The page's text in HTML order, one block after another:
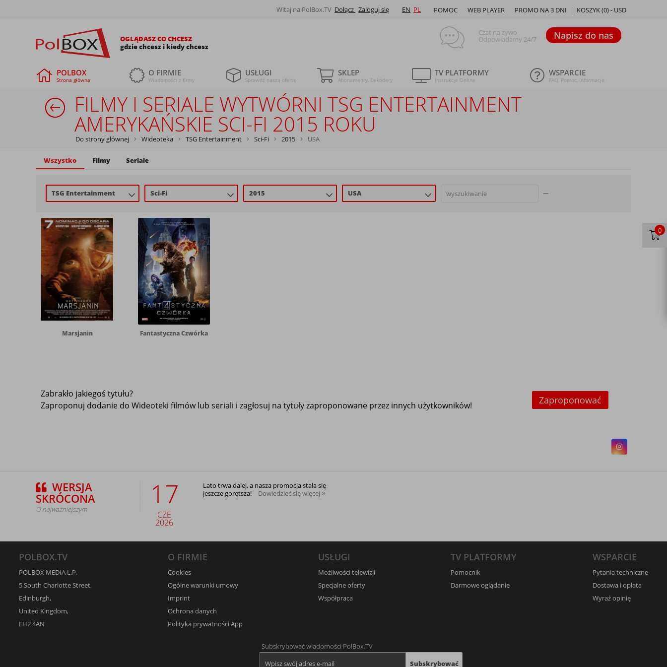
Witaj na PolBox.TV Dołącz Zaloguj się EN PL KOSZYK (0) - USD
PROMO NA 3 DNI
WEB PLAYER
POMOC
OGLĄDASZ CO CHCESZ
gdzie chcesz i kiedy chcesz
Czat na żywo
Odpowiadamy 24/7 Napisz do nas
POLBOX
Strona główna
O FIRMIE
Wiadomości z firmy
USŁUGI
Sprawdź naszą ofertę
SKLEP
Abonamenty, Dekodery
TV PLATFORMY
Instrukcje Online
WSPARCIE
FAQ, Pomoc, Informacje
FILMY I SERIALE WYTWÓRNI TSG ENTERTAINMENT
AMERYKAŃSKIE SCI-FI 2015 ROKU
Do strony głównej Wideoteka TSG Entertainment Sci-Fi 2015 USA
Wszystko Filmy Seriale
TSG Entertainment Sci-Fi 2015 USA
Marsjanin Fantastyczna Czwórka
Zabrakło jakiegoś tytułu?
Zaproponuj dodanie do Wideoteki filmów lub seriali i zagłosuj na tytuły zaproponowane przez innych użytkowników!
Zaproponować
WERSJA
SKRÓCONA
O najważniejszym 17
CZE
2026
Lato trwa dalej, a nasza promocja stała się
jeszcze gorętsza!
Dowiedzieć się więcej
0
POLBOX.TV
POLBOX MEDIA L.P.
5 South Charlotte Street,
Edinburgh,
United Kingdom,
EH2 4AN
O FIRMIE
Cookies
Ogólne warunki umowy
Imprint
Ochrona danych
Polityka prywatności App
USŁUGI
Możliwości telewizji
Specjalne oferty
Współpraca
TV PLATFORMY
Pomocnik
Darmowe oglądanie
WSPARCIE
Pytania techniczne
Dostawa i opłata
Wyraź opinię
Subskrybować wiadomości PolBox.TV
Subskrybować